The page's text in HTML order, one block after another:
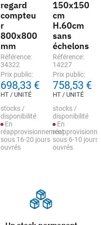
regard
compteu
r
800x800
mm
Référence:
34322
Prix public:
698,33 €
HT / UNITÉ
stocks /
disponibilité
En
réapprovisionnement
sous 16-20 jours
ouvrés
150x150
cm
H.60cm
sans
échelons
Référence:
14227
Prix public:
758,53 €
HT / UNITÉ
stocks /
disponibilité
En
sous 6-10 jours
ouvrés